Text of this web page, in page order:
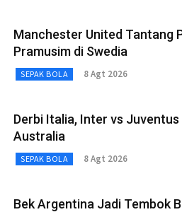
Manchester United Tantang
Pramusim di Swedia
SEPAK BOLA 8 Agt 2026
Derbi Italia, Inter vs
Australia
SEPAK BOLA 8 Agt 2026
Bek Argentina Jadi Tembok